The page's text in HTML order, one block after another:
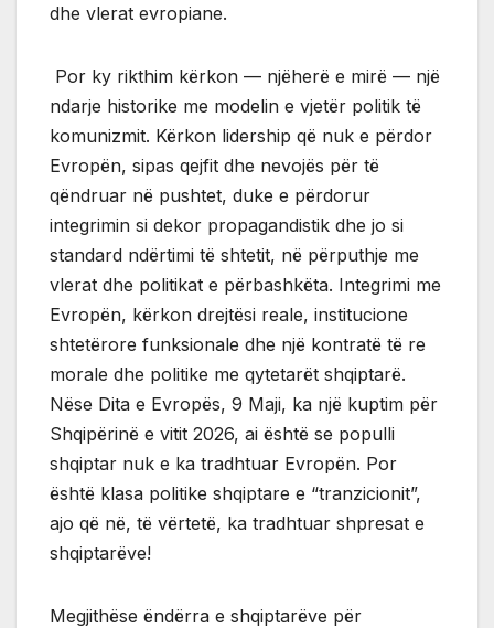
dhe vlerat evropiane.
Por ky rikthim kërkon — njëherë e mirë — një
ndarje historike me modelin e vjetër politik të
komunizmit. Kërkon lidership që nuk e përdor
Evropën, sipas qejfit dhe nevojës për të
qëndruar në pushtet, duke e përdorur
integrimin si dekor propagandistik dhe jo si
standard ndërtimi të shtetit, në përputhje me
vlerat dhe politikat e përbashkëta. Integrimi me
Evropën, kërkon drejtësi reale, institucione
shtetërore funksionale dhe një kontratë të re
morale dhe politike me qytetarët shqiptarë.
Nëse Dita e Evropës, 9 Maji, ka një kuptim për
Shqipërinë e vitit 2026, ai është se populli
shqiptar nuk e ka tradhtuar Evropën. Por
është klasa politike shqiptare e “tranzicionit”,
ajo që në, të vërtetë, ka tradhtuar shpresat e
shqiptarëve!
Megjithëse ëndërra e shqiptarëve për